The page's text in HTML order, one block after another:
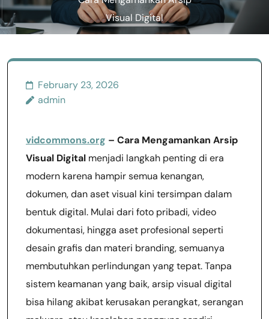
Visual Digital
February 23, 2026
admin
vidcommons.org – Cara Mengamankan Arsip
Visual Digital menjadi langkah penting di era
modern karena hampir semua kenangan,
dokumen, dan aset visual kini tersimpan dalam
bentuk digital. Mulai dari foto pribadi, video
dokumentasi, hingga aset profesional seperti
desain grafis dan materi branding, semuanya
membutuhkan perlindungan yang tepat. Tanpa
sistem keamanan yang baik, arsip visual digital
bisa hilang akibat kerusakan perangkat, serangan